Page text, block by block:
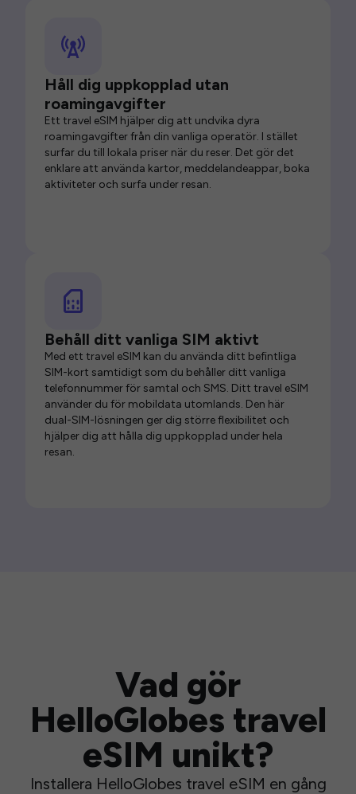
Håll dig uppkopplad utan
roamingavgifter
Ett travel eSIM hjälper dig att undvika dyra
roamingavgifter från din vanliga operatör. I stället
surfar du till lokala priser när du reser. Det gör det
enklare att använda kartor, meddelandeappar, boka
aktiviteter och surfa under resan.
Behåll ditt vanliga SIM aktivt
Med ett travel eSIM kan du använda ditt befintliga
SIM-kort samtidigt som du behåller ditt vanliga
telefonnummer för samtal och SMS. Ditt travel eSIM
använder du för mobildata utomlands. Den här
dual-SIM-lösningen ger dig större flexibilitet och
hjälper dig att hålla dig uppkopplad under hela
resan.
Vad gör
HelloGlobes travel
eSIM unikt?
Installera HelloGlobes travel eSIM en gång